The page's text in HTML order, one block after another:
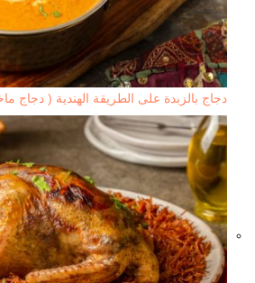
دجاج بالزبدة على الطريقة الهندية ( دجاج